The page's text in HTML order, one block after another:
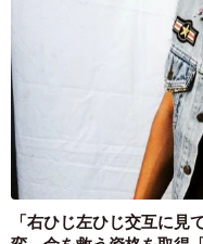
「右ひじ左ひじ交互に見